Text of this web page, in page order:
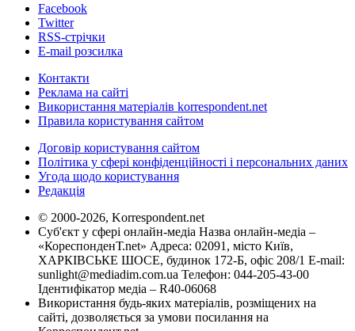
Facebook
Twitter
RSS-стрічки
E-mail розсилка
Контакти
Реклама на сайті
Використання матеріалів korrespondent.net
Правила користування сайтом
Договір користування сайтом
Політика у сфері конфіденційності і персональних даних
Угода щодо користування
Редакція
© 2000-2026, Korrespondent.net
Суб'єкт у сфері онлайн-медіа Назва онлайн-медіа –
«КореспонденТ.net» Адреса: 02091, місто Київ,
ХАРКІВСЬКЕ ШОСЕ, будинок 172-Б, офіс 208/1 E-mail:
sunlight@mediadim.com.ua Телефон: 044-205-43-00
Ідентифікатор медіа – R40-06068
Використання будь-яких матеріалів, розміщених на
сайті, дозволяється за умови посилання на